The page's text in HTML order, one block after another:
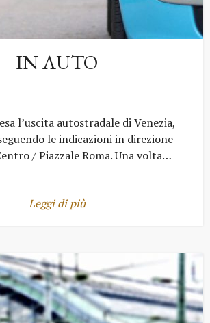
IN AUTO
l’uscita autostradale di Venezia,
le indicazioni in direzione
/ Piazzale Roma. Una volta…
Leggi di più